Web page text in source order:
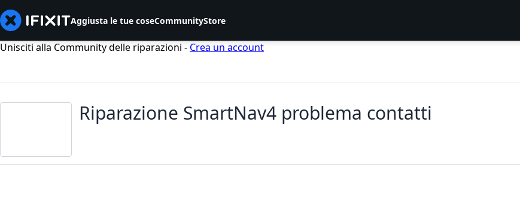
Aggiusta le tue coseCommunityStore
Unisciti alla Community delle riparazioni - Crea un account
Riparazione SmartNav4 problema contatti